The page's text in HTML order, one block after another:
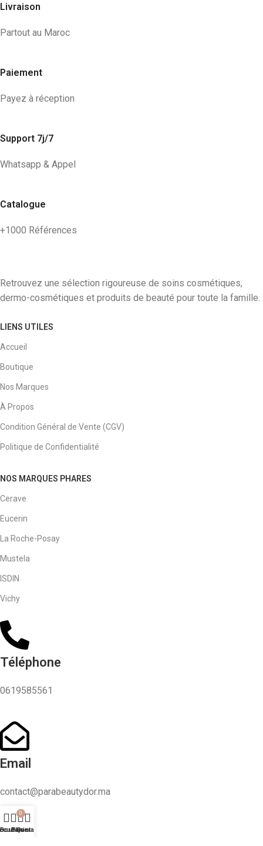
Livraison
Partout au Maroc
Paiement
Payez à réception
Support 7j/7
Whatsapp & Appel
Catalogue
+1000 Références
Retrouvez une sélection rigoureuse de soins cosmétiques,
dermo-cosmétiques et produits de beauté pour toute la famille.
LIENS UTILES
Accueil
Boutique
Nos Marques
À Propos
Condition Général de Vente (CGV)
Politique de Confidentialité
NOS MARQUES PHARES
Cerave
Eucerin
La Roche-Posay
Mustela
ISDIN
Vichy
Téléphone
0619585561
Email
contact@parabeautydor.ma
Boutique
0
Panier
Contact